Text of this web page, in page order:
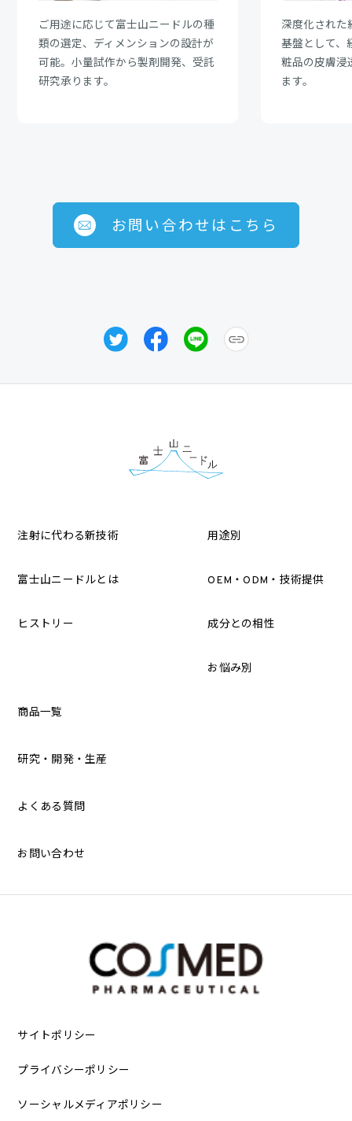
ご用途に応じて富士山ニードルの種
類の選定、ディメンションの設計が
可能。小量試作から製剤開発、受託
研究承ります。
深度化された
基盤として、
粧品の皮膚浸
ます。
お問い合わせはこちら
注射に代わる新技術
富士山ニードルとは
ヒストリー
用途別
OEM・ODM・技術提供
成分との相性
お悩み別
商品一覧
研究・開発・生産
よくある質問
お問い合わせ
サイトポリシー
プライバシーポリシー
ソーシャルメディアポリシー